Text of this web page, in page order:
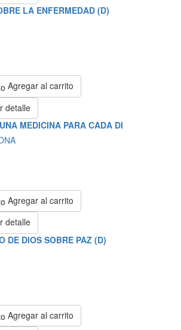
LA ENFERMEDAD (D)
Agregar al carrito
detalle
MEDICINA PARA CADA DI
Agregar al carrito
detalle
DE DIOS SOBRE PAZ (D)
Agregar al carrito